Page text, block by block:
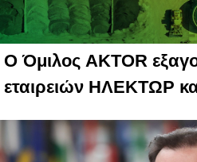
Ο Όμιλος AKTOR
εταιρειών ΗΛΕΚΤΩΡ